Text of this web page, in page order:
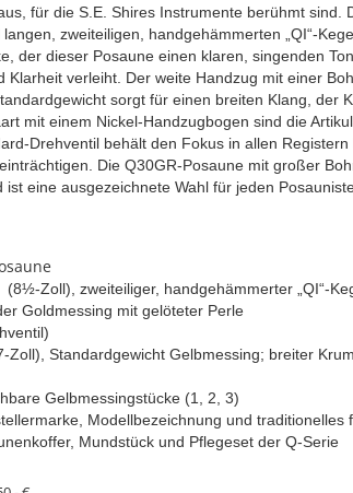
für die S.E. Shires Instrumente berühmt sind.
zweiteiligen, handgehämmerten „QI“-
der dieser Posaune einen klaren, singenden
Klarheit verleiht. Der weite Handzug mit einer
sorgt für einen breiten Klang, der
mit einem Nickel-Handzugbogen sind die
Drehventil behält den Fokus in allen
Die Q30GR-Posaune mit großer
eine ausgezeichnete Wahl für jeden
Zoll), zweiteiliger, handgehämmerter „QI“-
Goldmessing mit gelöteter Perle
Zoll), Standardgewicht Gelbmessing; breiter
Gelbmessingstücke (1, 2, 3)
Modellbezeichnung und traditionelles
Mundstück und Pflegeset der Q-Serie